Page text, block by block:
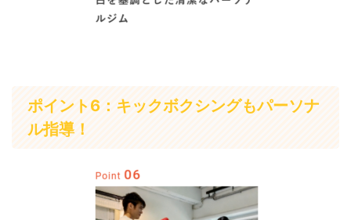
ポイント6：キックボクシングもパーソナ
ル指導！